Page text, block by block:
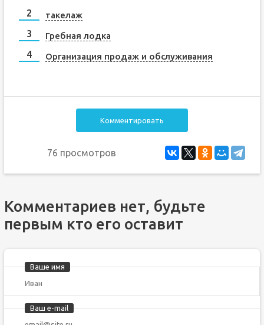
такелаж
Гребная лодка
Организация продаж и обслуживания
Комментировать
76 просмотров
Комментариев нет, будьте
первым кто его оставит
Ваше имя
Ваш e-mail